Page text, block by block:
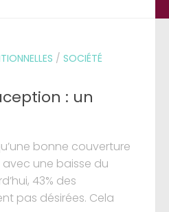
/ SOCIÉTÉ
: un
bonne couverture
une baisse du
43% des
pas désirées. Cela